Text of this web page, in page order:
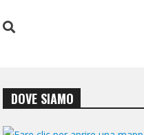
DOVE SIAMO